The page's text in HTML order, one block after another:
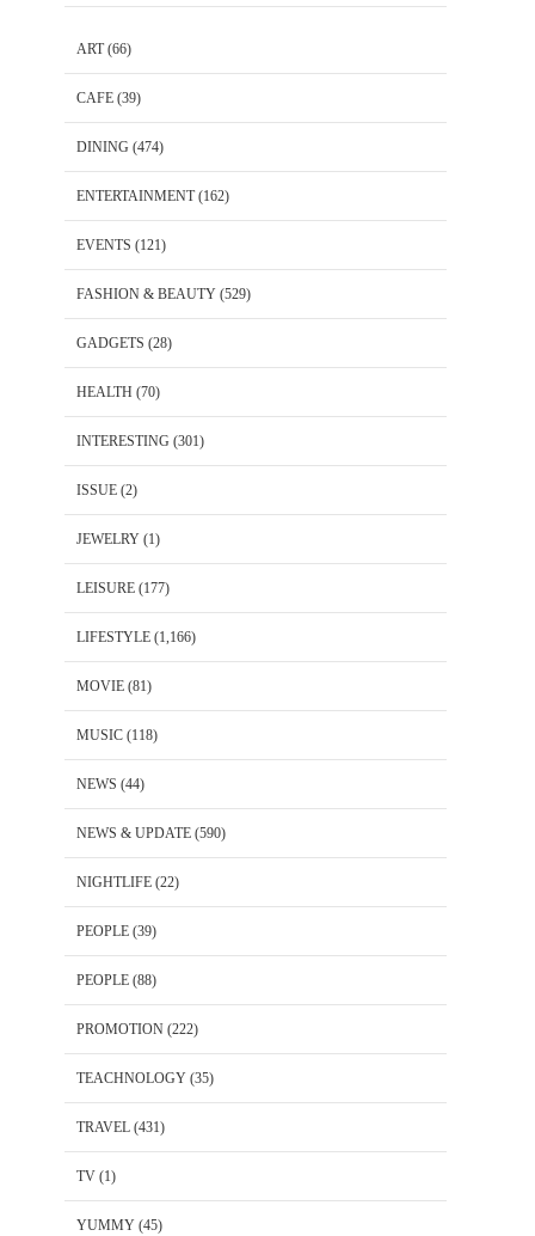
ART(66)
CAFE (39)
DINING (474)
ENTERTAINMENT(162)
EVENTS (121)
FASHION & BEAUTY (529)
GADGETS (28)
HEALTH (70)
INTERESTING (301)
ISSUE (2)
JEWELRY (1)
LEISURE (177)
LIFESTYLE (1,166)
MOVIE (81)
MUSIC (118)
NEWS (44)
NEWS & UPDATE (590)
NIGHTLIFE (22)
PEOPLE (39)
PEOPLE (88)
PROMOTION (222)
TEACHNOLOGY (35)
TRAVEL (431)
TV (1)
YUMMY (45)